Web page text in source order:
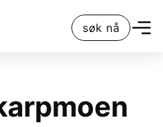
søk nå